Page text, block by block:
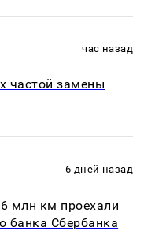
час назад
частой замены
6 дней назад
млн км проехали
банка Сбербанка